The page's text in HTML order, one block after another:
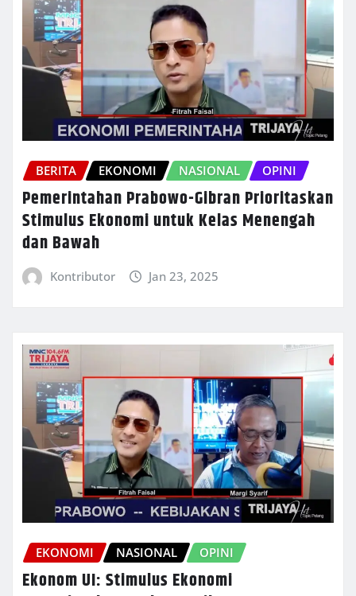
BERITA EKONOMI NASIONAL OPINI
Pemerintahan Prabowo-Gibran Prioritaskan
Stimulus Ekonomi untuk Kelas Menengah
dan Bawah
Kontributor Jan 23, 2025
EKONOMI NASIONAL OPINI
Ekonom UI: Stimulus Ekonomi